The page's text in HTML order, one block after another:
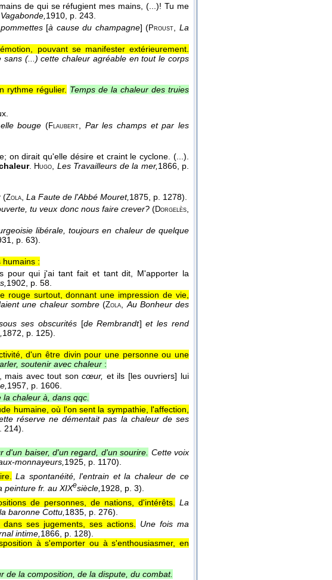
de qui se réfugient mes mains, (...)! Tu me
1910, p. 243.
[à cause du champagne] (Proust, La
pouvant se manifester extérieurement.
sans (...) cette chaleur agréable en tout le corps
rythme régulier. Temps de la chaleur des truies
bouge (Flaubert, Par les champs et par les
on dirait qu'elle désire et craint le cyclone. (...).
. Hugo, Les Travailleurs de la mer,1866, p.
(Zola, La Faute de l'Abbé Mouret,1875, p. 1278).
tu veux donc nous faire crever?(Dorgelès,
libérale, toujours en chaleur de quelque
, p. 63).
humains :
pour qui j'ai tant fait et tant dit, M'apporter la
1902, p. 58.
rouge surtout, donnant une impression de vie,
une chaleur sombre (Zola,Au Bonheur des
ses obscurités[de Rembrandt]et les rend
1872, p. 125).
d'un être divin pour une personne ou une
soutenir avec chaleur :
mais avec tout soncœur, et ils [les ouvriers] lui
1957, p. 1606.
chaleur à, dans qqc.
humaine, où l'on sent la sympathie, l'affection,
réserve ne démentait pas la chaleur de ses
214).
d'un baiser, d'un regard, d'un sourire. Cette voix
monnayeurs,1925, p. 1170).
La spontanéité, l'entrain et la chaleur de ce
peinture fr. au XIXesiècle, 1928 , p. 3).
de personnes, de nations, d'intérêts.
La
baronne Cottu, 1835 , p. 276).
ses jugements, ses actions.
Une fois ma
intime, 1866 , p. 128).
à s'emporter ou à s'enthousiasmer, en
de la composition, de la dispute, du combat.